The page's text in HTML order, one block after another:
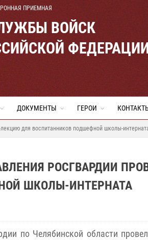
ПРИЕМНАЯ
ВОЙСК
ДОКУМЕНТЫ ГЕРОИ
для воспитанников подшефной школы-
РОСГВАРДИИ
ШКОЛЫ-ИНТЕРНАТА
по Челябинской области